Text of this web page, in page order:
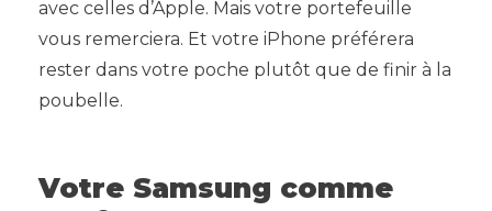
avec celles d’Apple. Mais votre portefeuille
vous remerciera. Et votre iPhone préférera
rester dans votre poche plutôt que de finir à la
poubelle.
Votre Samsung comme